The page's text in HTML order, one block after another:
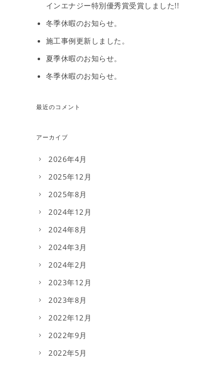
インエナジー特別優秀賞受賞しました!!
冬季休暇のお知らせ。
施工事例更新しました。
夏季休暇のお知らせ。
冬季休暇のお知らせ。
最近のコメント
アーカイブ
2026年4月
2025年12月
2025年8月
2024年12月
2024年8月
2024年3月
2024年2月
2023年12月
2023年8月
2022年12月
2022年9月
2022年5月